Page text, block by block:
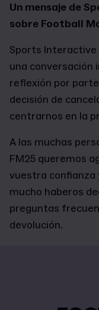
Un mensaje de
sobre Football
Sports
una conversación
reflexión por
decisión de
centrarnos en la
A las muchas
FM25 queremos
vuestra confianza
mucho haberos
preguntas
devolución.